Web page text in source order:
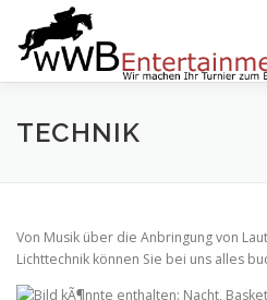
Inhalt
springen
START SERVICES
TECHNIK
Von Musik über die Anbringung von
Lichttechnik können Sie bei uns alles